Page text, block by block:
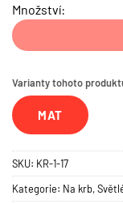
Množství:
Varianty tohoto
MAT
SKU: KR-1-17
Kategorie: Na krb,